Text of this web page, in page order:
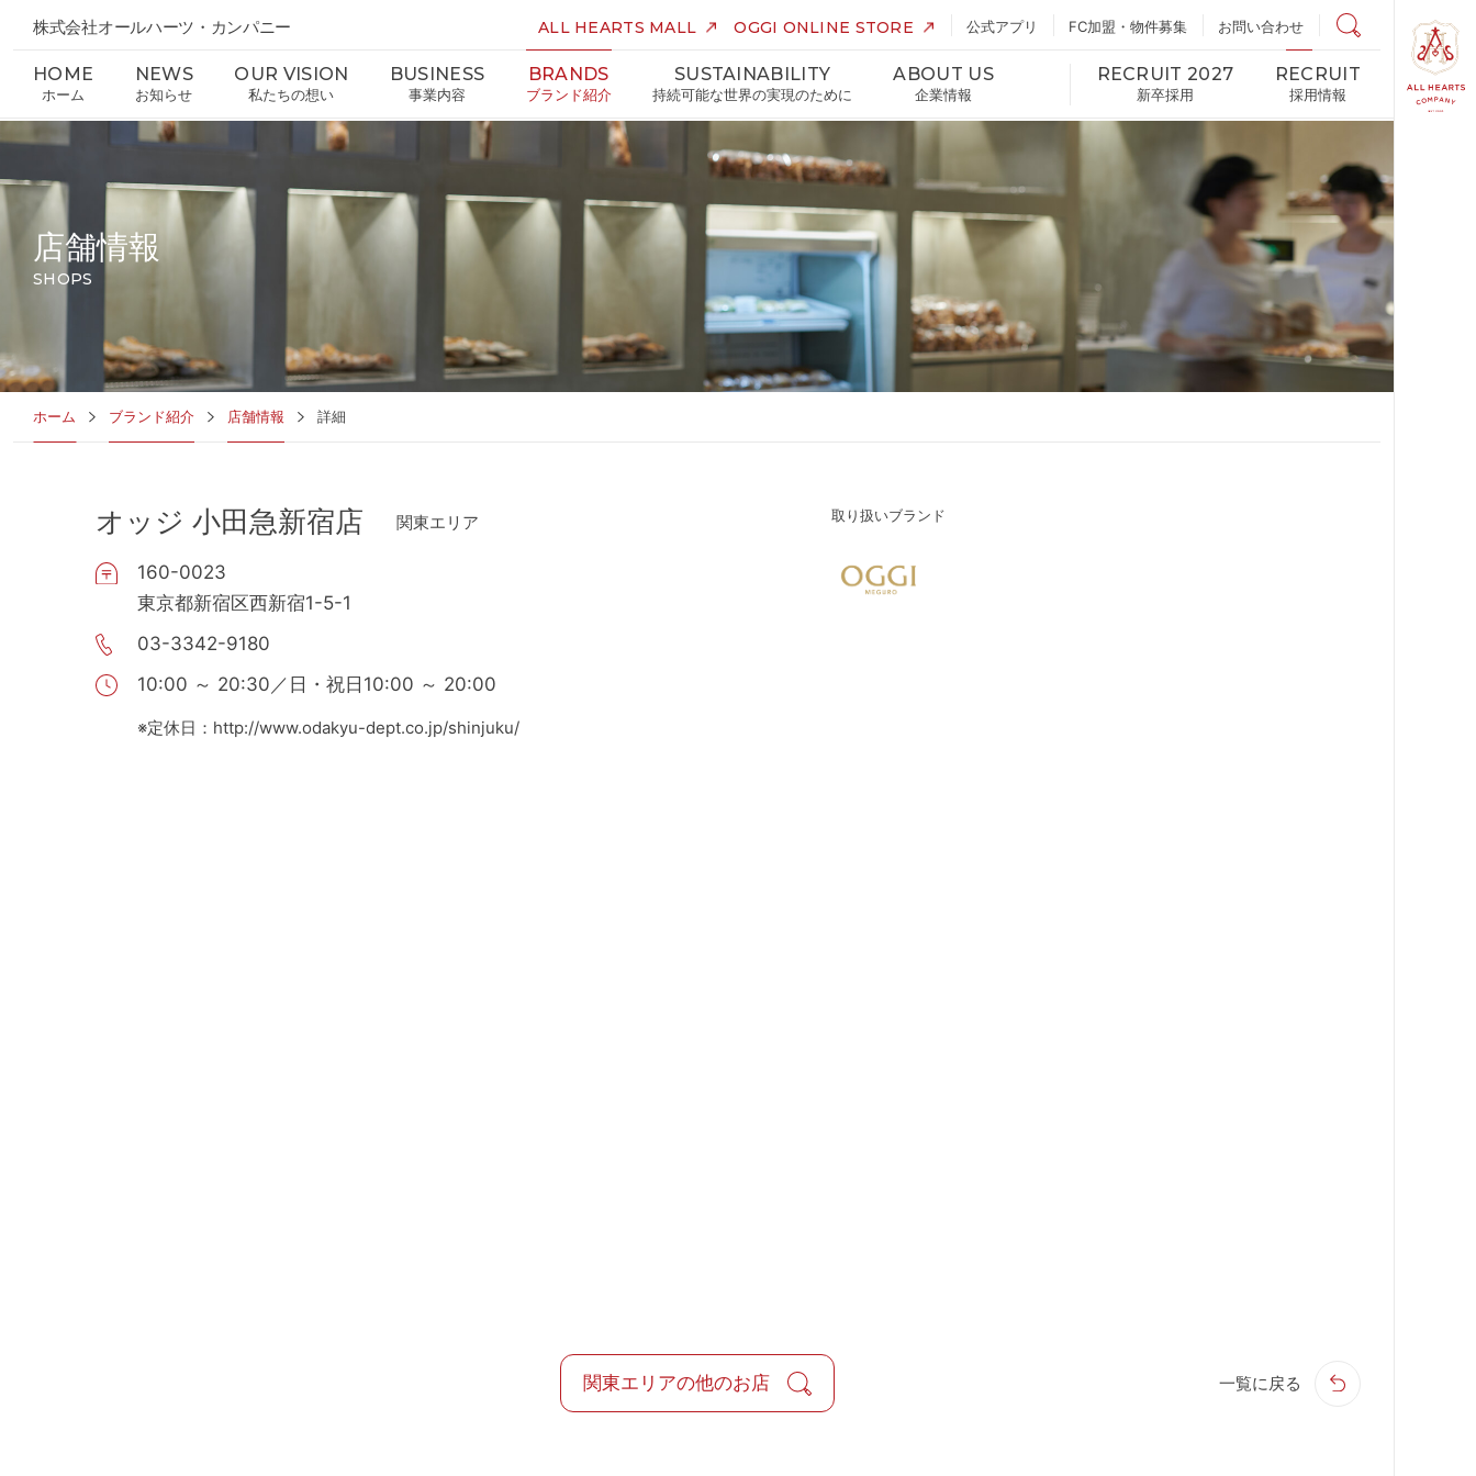
株式会社オールハーツ・カンパニー ALL HEARTS MALL OGGI ONLINE STORE 公式アプリ FC加盟・物件募集 お問い合わせ
店舗検索
HOME
ホーム
NEWS
お知らせ
OUR VISION
私たちの想い
BUSINESS
事業内容
BRANDS
ブランド紹介
SUSTAINABILITY
持続可能な世界の実現のために
ABOUT US
企業情報
RECRUIT 2027
新卒採用
RECRUIT
採用情報
店舗情報
SHOPS
ホーム ブランド紹介 店舗情報 詳細
オッジ 小田急新宿店 関東エリア
160-0023
東京都新宿区西新宿1-5-1
03-3342-9180
10:00 ～ 20:30／日・祝日10:00 ～ 20:00
※定休日：http://www.odakyu-dept.co.jp/shinjuku/
取り扱いブランド
関東エリアの他のお店 一覧に戻る